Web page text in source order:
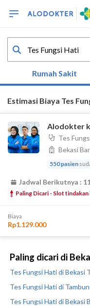
Paling dicari di
Tes Fungsi Hati di Bekasi
Tes Fungsi Hati di
Tes Fungsi Hati di Bekasi